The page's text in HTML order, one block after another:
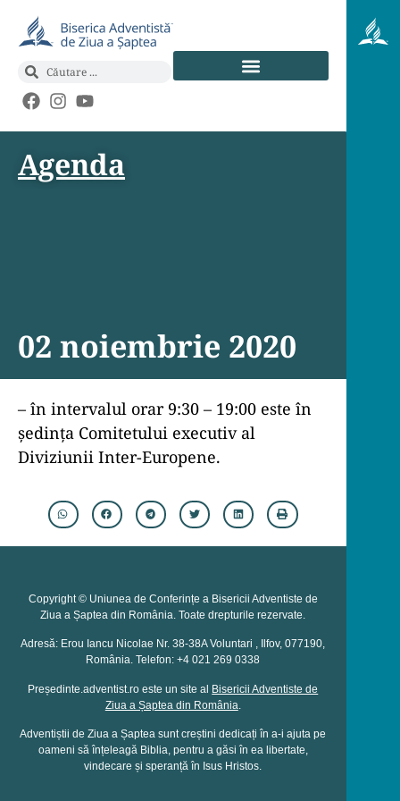
Agenda
02 noiembrie 2020
– în intervalul orar 9:30 – 19:00 este în
ședința Comitetului executiv al
Diviziunii Inter-Europene.
Copyright © Uniunea de Conferințe a Bisericii Adventiste de
Ziua a Șaptea din România. Toate drepturile rezervate.
Adresă: Erou Iancu Nicolae Nr. 38-38A Voluntari , Ilfov, 077190,
România. Telefon: +4 021 269 0338
Președinte.adventist.ro este un site al Bisericii Adventiste de
Ziua a Șaptea din România.
Adventiștii de Ziua a Șaptea sunt creștini dedicați în a-i ajuta pe
oameni să înțeleagă Biblia, pentru a găsi în ea libertate,
vindecare și speranță în Isus Hristos.